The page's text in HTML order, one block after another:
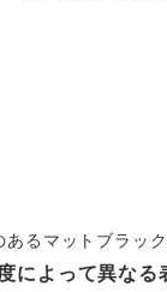
あるマットブラッ
によって異な